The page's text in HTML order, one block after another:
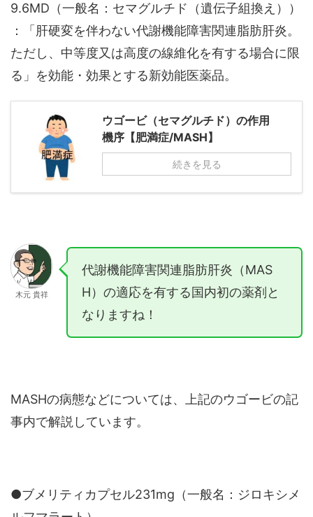
9.6MD（一般名：セマグルチド（遺伝子組換え））
：「肝硬変を伴わない代謝機能障害関連脂肪肝炎。
ただし、中等度又は高度の線維化を有する場合に限
る」を効能・効果とする新効能医薬品。
ウゴービ（セマグルチド）の作用
機序【肥満症/MASH】
続きを見る
木元 貴祥
代謝機能障害関連脂肪肝炎（MAS
H）の適応を有する国内初の薬剤と
なりますね！
MASHの病態などについては、上記のウゴービの記
事内で解説しています。
●ブメリティカプセル231mg（一般名：ジロキシメ